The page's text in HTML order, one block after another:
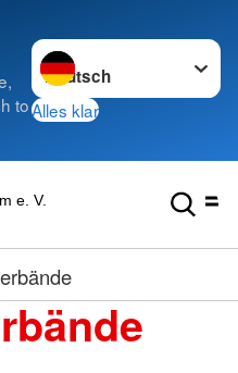
to
Sprache wechseln zu
Alles klar
e. V.